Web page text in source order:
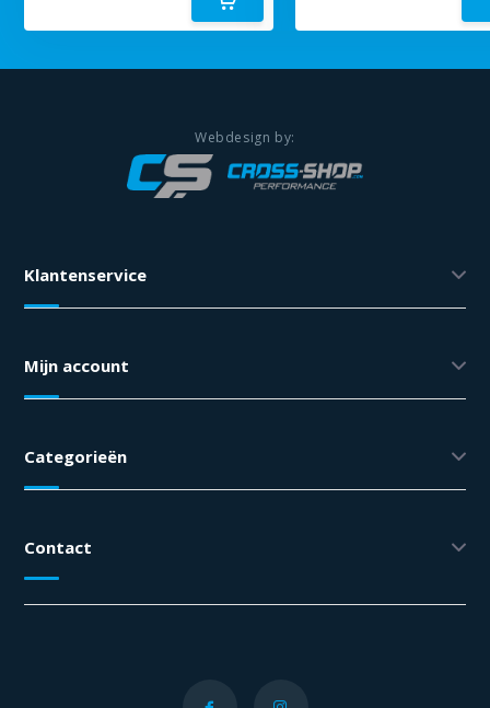
Klantenservice
Mijn account
Categorieën
Contact